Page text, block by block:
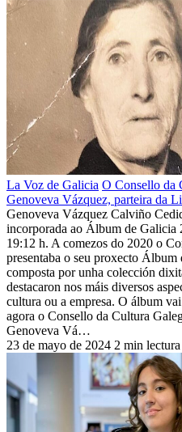
La Voz de Galicia O Consello da
Genoveva Vázquez, parteira da
Genoveva Vázquez Calviño
incorporada ao Álbum de Galicia
19:12 h. A comezos do 2020 o
presentaba o seu proxecto
composta por unha colección
destacaron nos máis diversos
cultura ou a empresa. O álbum
agora o Consello da Cultura
Genoveva Vá…
23 de mayo de 2024 2 min lectura